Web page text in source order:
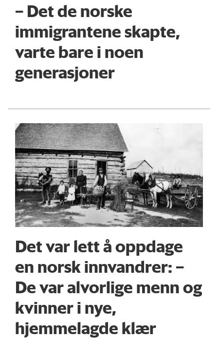
– Det de norske
immigrantene skapte,
varte bare i noen
generasjoner
Det var lett å oppdage
en norsk innvandrer: –
De var alvorlige menn og
kvinner i nye,
hjemmelagde klær